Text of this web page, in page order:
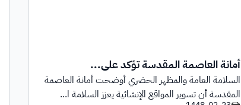
أمانة العاصمة المقدسة تؤكد على...
السلامة العامة والمظهر الحضري أوضحت أمانة العاصمة
المقدسة أن تسوير المواقع الإنشائية يعزز السلامة ا...